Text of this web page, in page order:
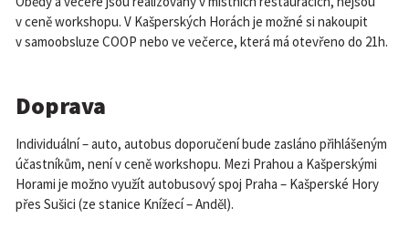
v ceně workshopu. V Kašperských Horách je možné si nakoupit
v samoobsluze COOP nebo ve večerce, která má otevřeno do 21h.
Doprava
Individuální – auto, autobus doporučení bude zasláno přihlášeným
účastníkům, není v ceně workshopu. Mezi Prahou a Kašperskými
Horami je možno využít autobusový spoj Praha – Kašperské Hory
přes Sušici (ze stanice Knížecí – Anděl).